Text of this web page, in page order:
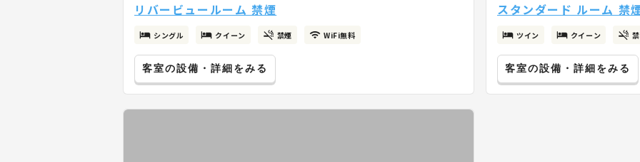
リバービュールーム 禁煙
シングル クイーン 禁煙 WiFi無料
客室の設備・詳細をみる
スタンダード ルーム 禁
ツイン クイーン
客室の設備・詳細をみる